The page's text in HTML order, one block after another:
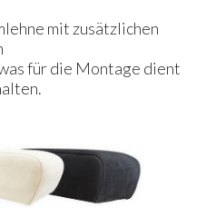
mit zusätzlichen
für die Montage dient